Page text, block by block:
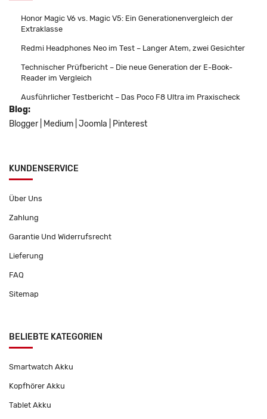
Honor Magic V6 vs. Magic V5: Ein Generationenvergleich der
Extraklasse
Redmi Headphones Neo im Test – Langer Atem, zwei Gesichter
Technischer Prüfbericht – Die neue Generation der E-Book-
Reader im Vergleich
Ausführlicher Testbericht – Das Poco F8 Ultra im Praxischeck
Blog:
Blogger
Medium Joomla Pinterest
KUNDENSERVICE
Über Uns
Zahlung
Garantie Und Widerrufsrecht
Lieferung
FAQ
Sitemap
BELIEBTE KATEGORIEN
Smartwatch Akku
Kopfhörer Akku
Tablet Akku